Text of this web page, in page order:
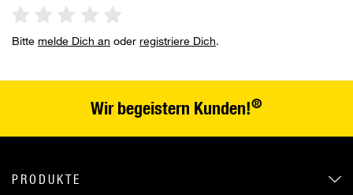
Bitte melde Dich an oder registriere Dich.
Wir begeistern Kunden!®
PRODUKTE